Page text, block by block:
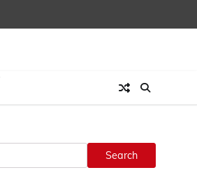
Search